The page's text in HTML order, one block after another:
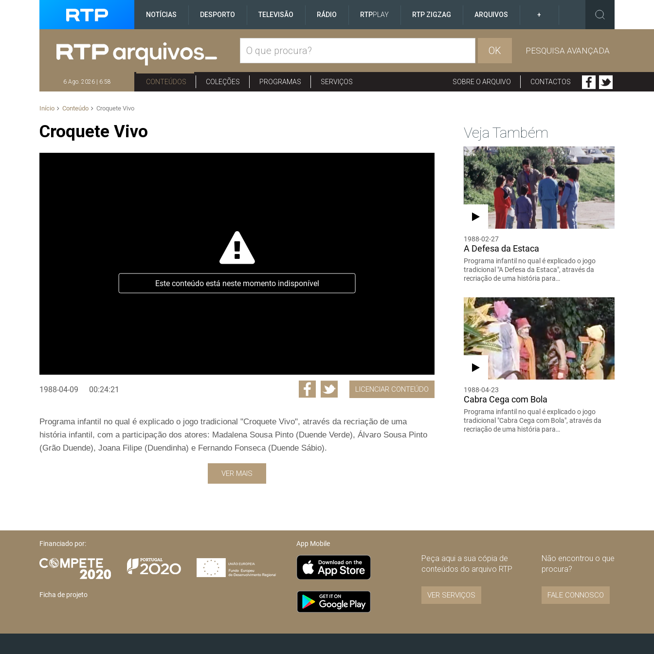
NOTÍCIAS DESPORTO TELEVISÃO RÁDIO RTPPLAY RTP ZIGZAG ARQUIVOS +
OK PESQUISA AVANÇADA
6 Ago. 2026 | 6:58 CONTEÚDOS COLEÇÕES PROGRAMAS SERVIÇOS SOBRE O ARQUIVO CONTACTOS
Início Conteúdo Croquete Vivo
Croquete Vivo
Este conteúdo está neste momento indisponível
1988-04-09 00:24:21 LICENCIAR CONTEÚDO
Programa infantil no qual é explicado o jogo tradicional "Croquete Vivo", através da recriação de uma
história infantil, com a participação dos atores: Madalena Sousa Pinto (Duende Verde), Álvaro Sousa Pinto
(Grão Duende), Joana Filipe (Duendinha) e Fernando Fonseca (Duende Sábio).
VER MAIS
Veja Também
1988-02-27
A Defesa da Estaca
Programa infantil no qual é explicado o jogo
tradicional "A Defesa da Estaca", através da
recriação de uma história para…
1988-04-23
Cabra Cega com Bola
Programa infantil no qual é explicado o jogo
tradicional "Cabra Cega com Bola", através da
recriação de uma história para…
Financiado por:
Ficha de projeto
App Mobile
Peça aqui a sua cópia de
conteúdos do arquivo RTP
VER SERVIÇOS
Não encontrou o que
procura?
FALE CONNOSCO